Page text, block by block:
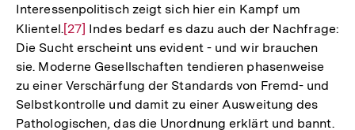
Interessenpolitisch zeigt sich hier ein Kampf um
Klientel.Zur
Auflösung
der
Fußnote
[27] Indes bedarf es dazu auch der Nachfrage:
Die Sucht erscheint uns evident - und wir brauchen
sie. Moderne Gesellschaften tendieren phasenweise
zu einer Verschärfung der Standards von Fremd- und
Selbstkontrolle und damit zu einer Ausweitung des
Pathologischen, das die Unordnung erklärt und bannt.